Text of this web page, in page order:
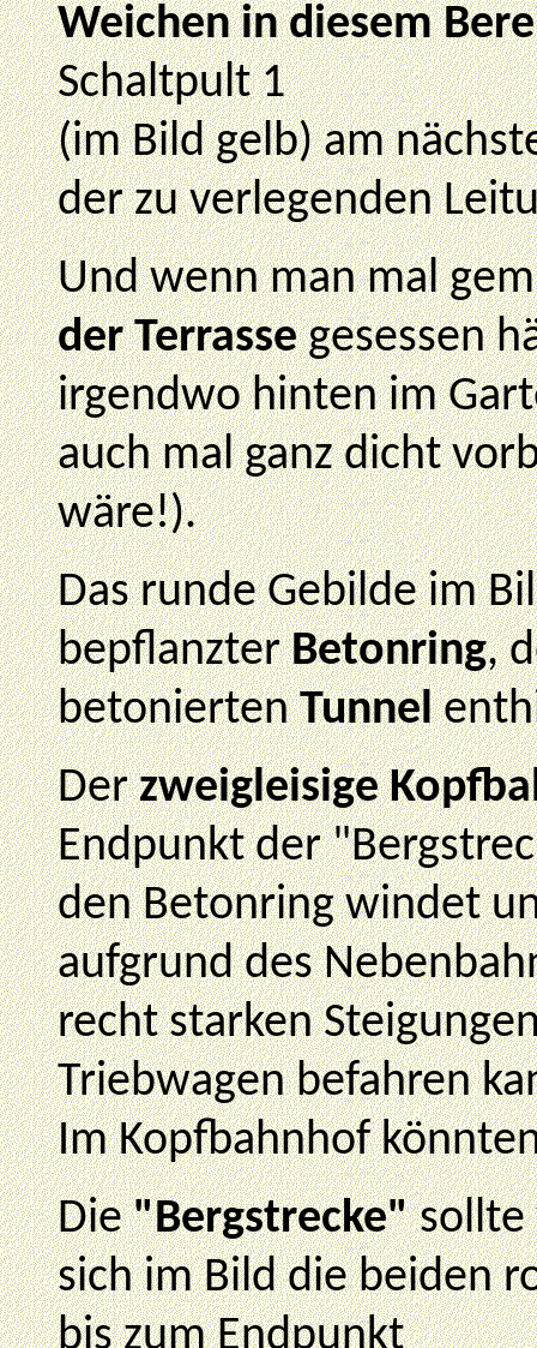
Weichen in diesem
Schaltpult 1
(im Bild gelb) am
der zu verlegenden
Und wenn man mal
der Terrassegesessen
irgendwo hinten im
auch mal ganz dicht
wäre!).
Das runde Gebilde im
bepflanzterBetonring,
betoniertenTunnel
Derzweigleisige
Endpunkt der
den Betonring windet
aufgrund des
recht starken
Triebwagen befahren
Im Kopfbahnhof
Die"Bergstrecke"sollte
sich im Bild die beiden
bis zum Endpunkt